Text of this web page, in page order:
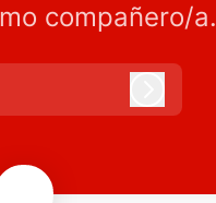
compañero/a.